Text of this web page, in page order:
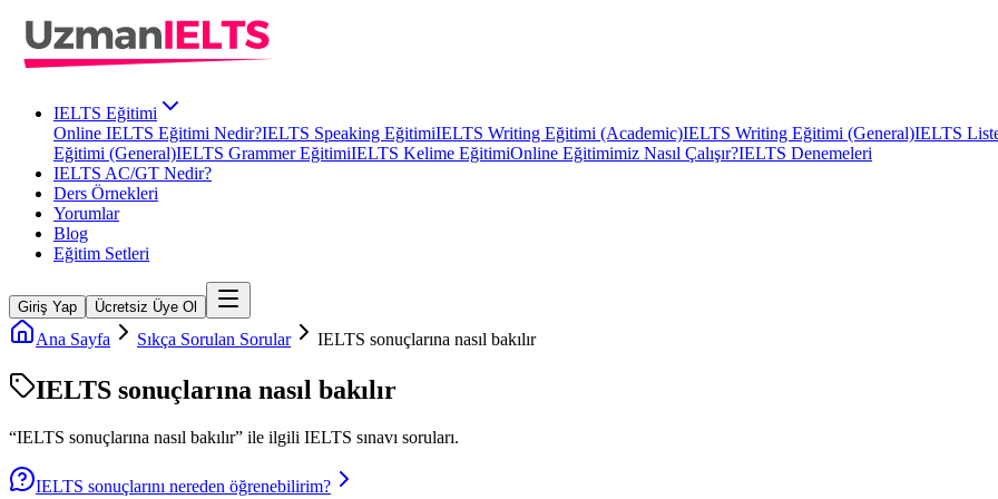
IELTS Eğitimi
Online IELTS Eğitimi Nedir?IELTS Speaking EğitimiIELTS Writing Eğitimi (Academic)IELTS Writing Eğitimi (General)IELTS
Eğitimi (General)IELTS Grammer EğitimiIELTS Kelime EğitimiOnline Eğitimimiz Nasıl Çalışır?IELTS Denemeleri
IELTS AC/GT Nedir?
Ders Örnekleri
Yorumlar
Blog
Eğitim Setleri
Giriş Yap Ücretsiz Üye Ol
Ana Sayfa Sıkça Sorulan Sorular IELTS sonuçlarına nasıl bakılır
IELTS sonuçlarına nasıl bakılır
“IELTS sonuçlarına nasıl bakılır” ile ilgili IELTS sınavı soruları.
IELTS sonuçlarını nereden öğrenebilirim?